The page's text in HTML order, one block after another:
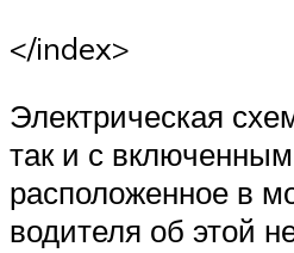
</index>
Электрическая
так и с
расположенное в
водителя об этой